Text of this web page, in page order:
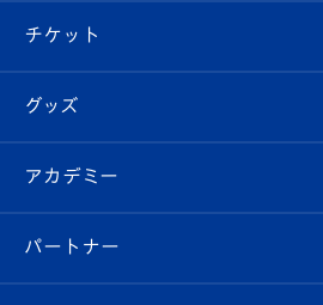
チケット
イベント
メディア
クラブ概要
エンブレム紹介
スタッフプロフィール
マスコット紹介
はじめての観戦ガイド
Revive Team
ヴィヴィくんの長崎おもてなしガイド
試合日程/結果
フォトギャラリー
スタジアムグルメ
チケット
チケット
V-LOVERS（ファンクラブ）
プレイヤーズスイート
グッズ
オンラインショップ
店舗情報
アカデミー
育成からのお知らせ
パートナー